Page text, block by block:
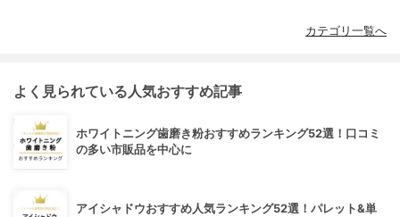
カテゴリ一覧へ
よく見られている人気おすすめ記事
ホワイトニング歯磨き粉おすすめランキング52選！口コミ
の多い市販品を中心に
アイシャドウおすすめ人気ランキング52選！パレット&単